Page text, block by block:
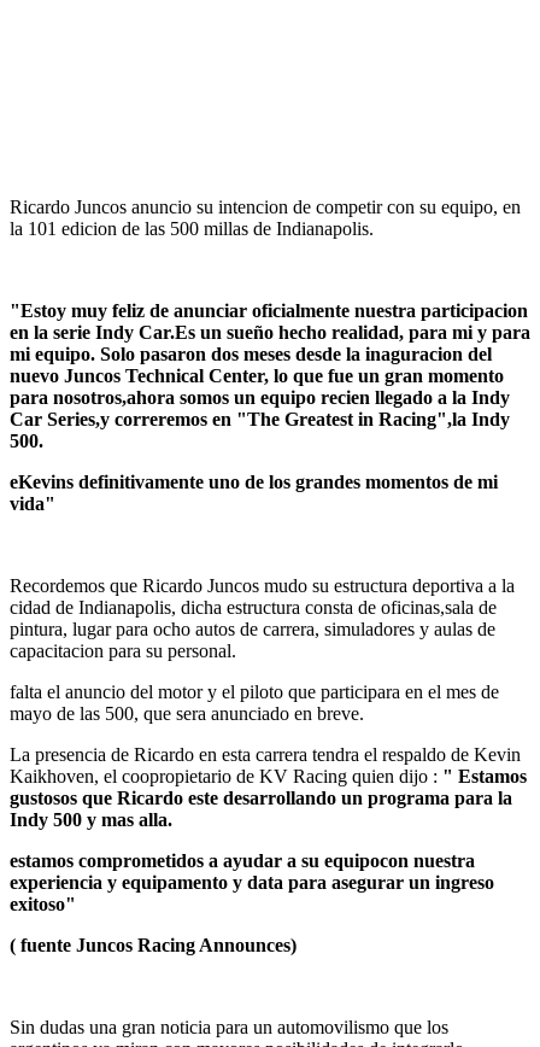
Ricardo Juncos anuncio su intencion de competir con su equipo, en
la 101 edicion de las 500 millas de Indianapolis.
"Estoy muy feliz de anunciar oficialmente nuestra participacion
en la serie Indy Car.Es un sueño hecho realidad, para mi y para
mi equipo. Solo pasaron dos meses desde la inaguracion del
nuevo Juncos Technical Center, lo que fue un gran momento
para nosotros,ahora somos un equipo recien llegado a la Indy
Car Series,y correremos en "The Greatest in Racing",la Indy
500.
eKevins definitivamente uno de los grandes momentos de mi
vida"
Recordemos que Ricardo Juncos mudo su estructura deportiva a la
cidad de Indianapolis, dicha estructura consta de oficinas,sala de
pintura, lugar para ocho autos de carrera, simuladores y aulas de
capacitacion para su personal.
falta el anuncio del motor y el piloto que participara en el mes de
mayo de las 500, que sera anunciado en breve.
La presencia de Ricardo en esta carrera tendra el respaldo de Kevin
Kaikhoven, el coopropietario de KV Racing quien dijo : " Estamos
gustosos que Ricardo este desarrollando un programa para la
Indy 500 y mas alla.
estamos comprometidos a ayudar a su equipocon nuestra
experiencia y equipamento y data para asegurar un ingreso
exitoso"
( fuente Juncos Racing Announces)
Sin dudas una gran noticia para un automovilismo que los